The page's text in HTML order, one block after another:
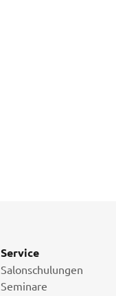
Service
Salonschulungen
Seminare